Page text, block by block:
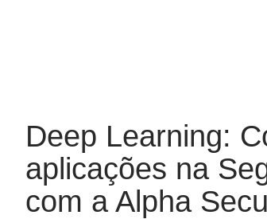
Deep Learning:
aplicações na
com a Alpha